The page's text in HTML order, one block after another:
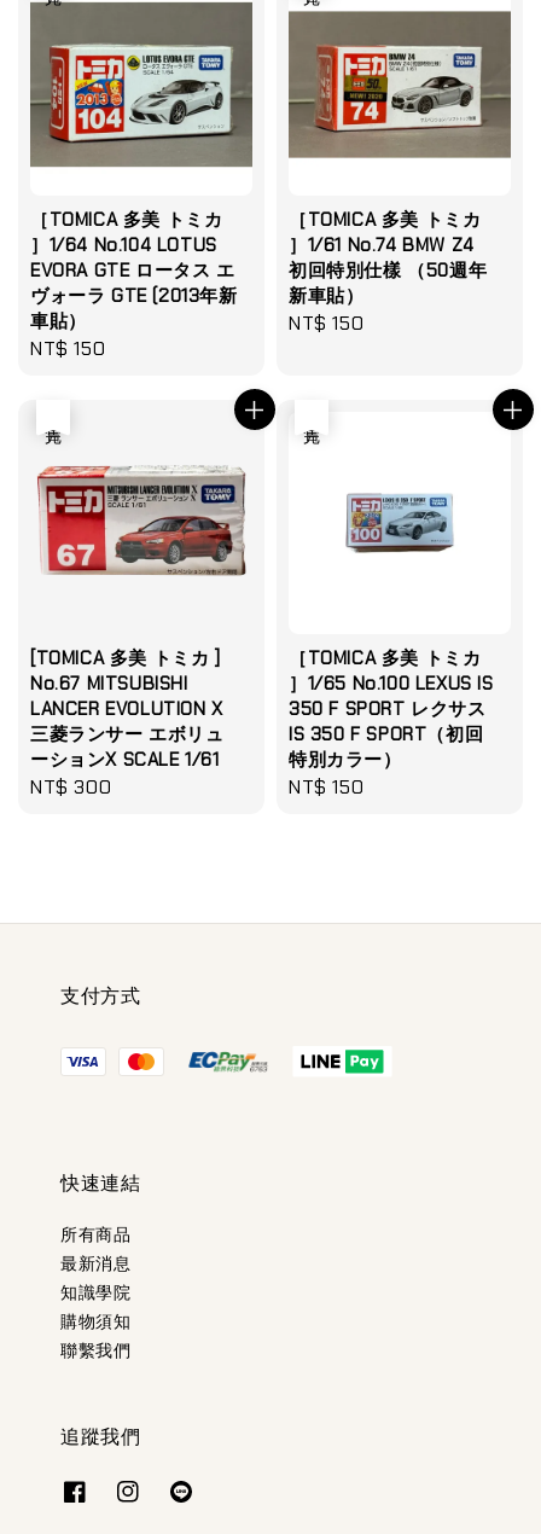
［TOMICA 多美 トミカ
］1/64 No.104 LOTUS
EVORA GTE ロータス エ
ヴォーラ GTE (2013年新
車貼）
Regular
NT$ 150
［TOMICA 多美 トミカ
］1/61 No.74 BMW Z4
初回特別仕樣 （50週年
新車貼）
Regular
NT$ 150
[TOMICA 多美 トミカ ]
No.67 MITSUBISHI
LANCER EVOLUTION X
三菱ランサー エボリュ
ーションX SCALE 1/61
Regular
NT$ 300
［TOMICA 多美 トミカ
］1/65 No.100 LEXUS IS
350 F SPORT レクサス
IS 350 F SPORT（初回
特別カラー）
Regular
NT$ 150
支付方式
快速連結
所有商品
最新消息
知識學院
購物須知
聯繫我們
追蹤我們